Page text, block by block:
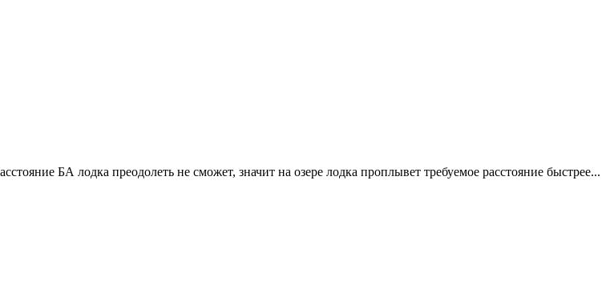
БА лодка преодолеть не сможет, значит на озере лодка проплывет требуемое расстояние быстрее...